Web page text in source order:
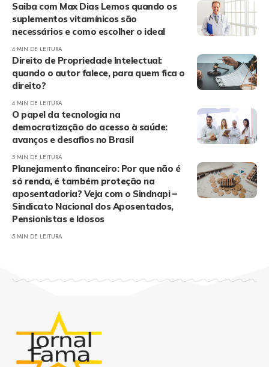
Saiba com Max Dias Lemos quando os
suplementos vitamínicos são
necessários e como escolher o ideal
4 MIN DE LEITURA
Direito de Propriedade Intelectual:
quando o autor falece, para quem fica o
direito?
4 MIN DE LEITURA
O papel da tecnologia na
democratização do acesso à saúde:
avanços e desafios no Brasil
5 MIN DE LEITURA
Planejamento financeiro: Por que não é
só renda, é também proteção na
aposentadoria? Veja com o Sindnapi –
Sindicato Nacional dos Aposentados,
Pensionistas e Idosos
5 MIN DE LEITURA